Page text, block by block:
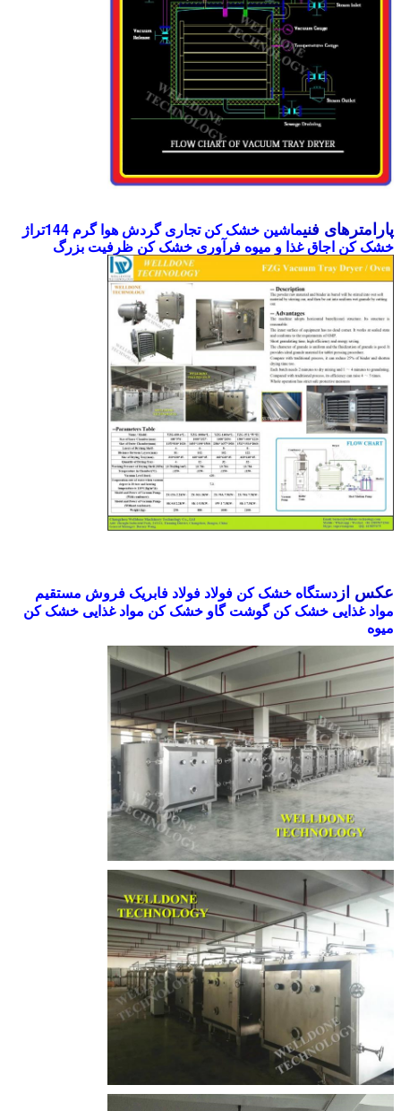
پارامترهای فنی
ماشین خشک کن تجاری گردش هوا گرم 144تراژ
خشک کن اجاق غذا و میوه فرآوری خشک کن ظرفیت بزرگ
عکس از دستگاه خشک کن فولاد فولاد فابریک فروش مستقیم
مواد غذایی خشک کن گوشت گاو خشک کن مواد غذایی خشک کن
میوه